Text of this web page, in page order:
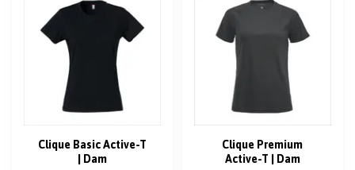
Clique Basic Active-T
| Dam
Clique Premium
Active-T | Dam